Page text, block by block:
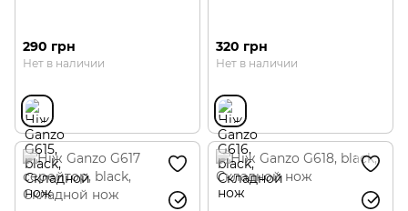
290 грн
Нет в наличии
320 грн
Нет в наличии